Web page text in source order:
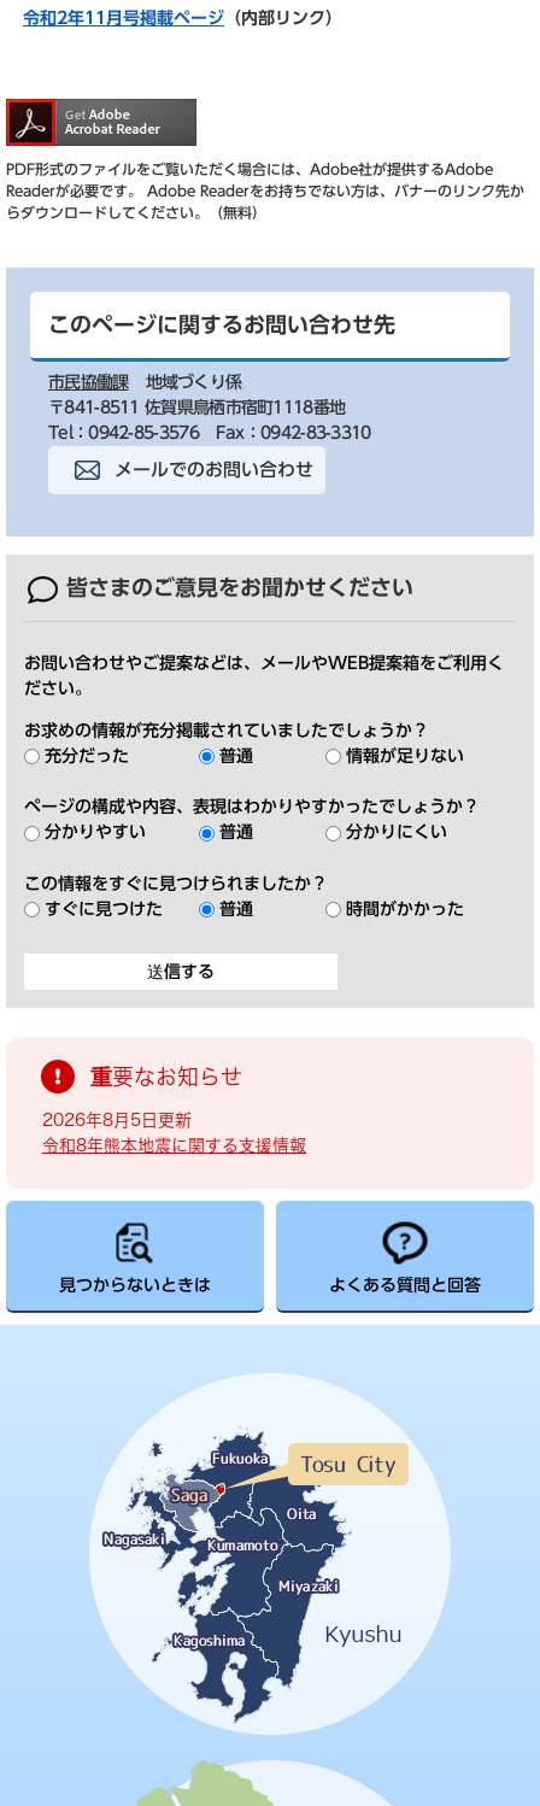
令和2年11月号掲載ページ （内部リンク）
PDF形式のファイルをご覧いただく場合には、Adobe社が提供するAdobe
Readerが必要です。
Adobe Readerをお持ちでない方は、バナーのリンク先か
らダウンロードしてください。（無料）
このページに関するお問い合わせ先
市民協働課
地域づくり係
〒841-8511 佐賀県鳥栖市宿町1118番地
Tel：0942-85-3576
Fax：0942-83-3310
メールでのお問い合わせ
皆さまのご意見をお聞かせください
お問い合わせやご提案などは、メールやWEB提案箱をご利用く
ださい。
お求めの情報が充分掲載されていましたでしょうか？
充分だった
普通 情報が足りない
ページの構成や内容、表現はわかりやすかったでしょうか？
分かりやすい
普通 分かりにくい
この情報をすぐに見つけられましたか？
すぐに見つけた
普通 時間がかかった
重要なお知らせ
2026年8月5日更新
令和8年熊本地震に関する支援情報
見つからないときは よくある質問と回答